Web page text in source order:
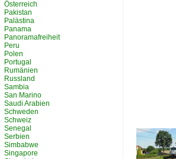
Österreich
Pakistan
Palästina
Panama
Panoramafreiheit
Peru
Polen
Portugal
Rumänien
Russland
Sambia
San Marino
Saudi Arabien
Schweden
Schweiz
Senegal
Serbien
Simbabwe
Singapore